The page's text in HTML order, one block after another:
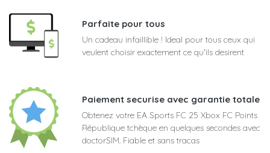
Parfaite pour tous
Un cadeau infaillible ! Ideal pour tous ceux qui
veulent choisir exactement ce qu'ils desirent
Paiement securise avec garantie totale
Obtenez votre EA Sports FC 25 Xbox FC Points
République tchèque en quelques secondes avec
doctorSIM. Fiable et sans tracas